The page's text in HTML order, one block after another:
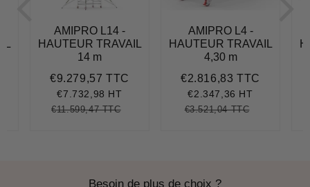
AMIPRO L14 -
HAUTEUR TRAVAIL
14 m
Prix
réduit
€9.279,57 TTC €9.279,57
€7.732,98 HT
Prix
€11.599,47 TTC€11.599,47
AMIPRO L4 -
HAUTEUR TRAVAIL
4,30 m
Prix
réduit
€2.816,83 TTC
€2.347,36 HT
Prix
€3.521,04 TTC€3.521,04
Besoin de plus de choix ?